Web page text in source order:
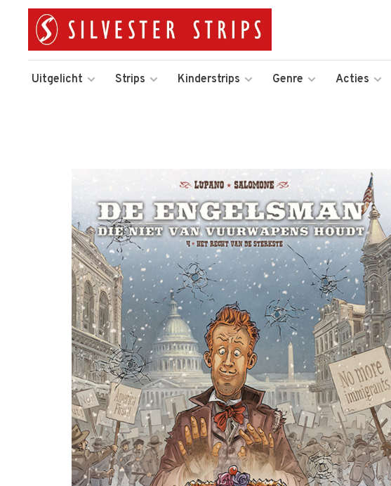
Uitgelicht Strips Kinderstrips Genre Acties